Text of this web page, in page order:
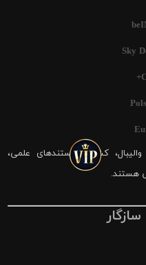
Sky
کشتی، مستندهای علمی،
هستند.